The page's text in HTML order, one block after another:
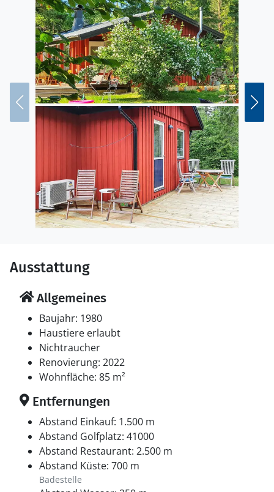
Ausstattung
Allgemeines
Baujahr: 1980
Haustiere erlaubt
Nichtraucher
Renovierung: 2022
Wohnfläche: 85 m²
Entfernungen
Abstand Einkauf: 1.500 m
Abstand Golfplatz: 41000
Abstand Restaurant: 2.500 m
Abstand Küste: 700 m
Badestelle